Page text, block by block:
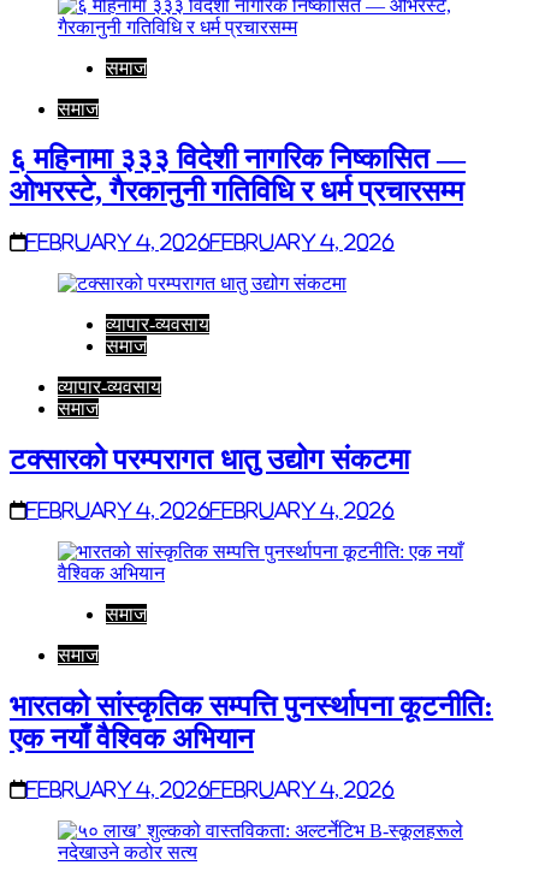
समाज
समाज
६ महिनामा ३३३ विदेशी नागरिक निष्कासित —
ओभरस्टे, गैरकानुनी गतिविधि र धर्म प्रचारसम्म
February 4, 2026February 4, 2026
व्यापार-व्यवसाय
समाज
व्यापार-व्यवसाय
समाज
टक्सारको परम्परागत धातु उद्योग संकटमा
February 4, 2026February 4, 2026
समाज
समाज
भारतको सांस्कृतिक सम्पत्ति पुनर्स्थापना कूटनीति:
एक नयाँ वैश्विक अभियान
February 4, 2026February 4, 2026